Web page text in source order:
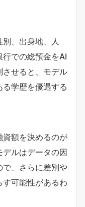
、出身地、人
での総預金をAI
させると、モデル
学歴を優遇する
資額を決めるのが
ルはデータの因
、さらに差別や
可能性があるわ